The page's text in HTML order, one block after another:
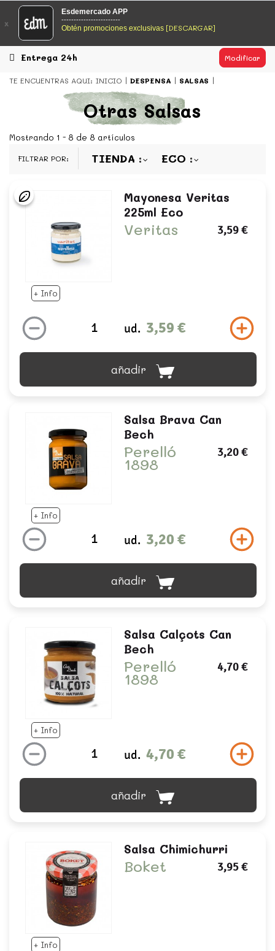
EsDeMercado.com
EsDeMercado.com
los mejores mercados de Barcelona y de productores
locales.
EsDeMercado.com
te lleva a casa los mejores productos de
los mejores mercados de Barcelona y de productores
x
Esdemercado APP
------------------------
Obtén promociones exclusivas [DESCARGAR]
Entrega 24h Modificar
TE ENCUENTRAS AQUI: INICIO DESPENSA SALSAS
Otras Salsas
Mostrando 1 - 8 de 8 artículos
FILTRAR POR: TIENDA ECO
+ Info
Mayonesa Veritas
225ml Eco
Veritas 3,59 €
ud. 3,59 €
añadir
+ Info
Salsa Brava Can
Bech
Perelló
1898
3,20 €
ud. 3,20 €
añadir
+ Info
Salsa Calçots Can
Bech
Perelló
1898
4,70 €
ud. 4,70 €
añadir
+ Info
Salsa Chimichurri
Boket 3,95 €